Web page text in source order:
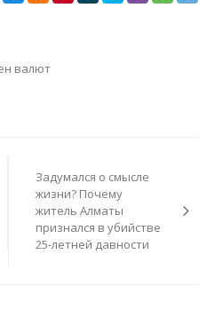
валют
Задумался о смысле
жизни? Почему
житель Алматы
признался в убийстве
25-летней давности